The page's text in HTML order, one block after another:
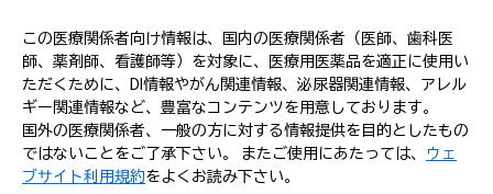
この医療関係者向け情報は、国内の医療関係者（医師、歯科医
師、薬剤師、看護師等）を対象に、医療用医薬品を適正に使用い
ただくために、DI情報やがん関連情報、泌尿器関連情報、アレル
ギー関連情報など、豊富なコンテンツを用意しております。
国外の医療関係者、一般の方に対する情報提供を目的としたもの
ではないことをご了承下さい。 またご使用にあたっては、 ウェ
ブサイト利用規約をよくお読み下さい。